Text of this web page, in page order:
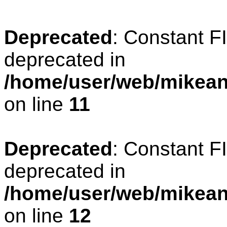
Deprecated: Constant
deprecated in
/home/user/web/
on line 11
Deprecated: Constant
deprecated in
/home/user/web/
on line 12